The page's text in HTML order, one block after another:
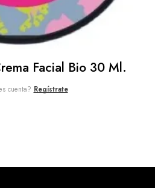
Facial Bio 30 Ml.
cuenta? Regístrate